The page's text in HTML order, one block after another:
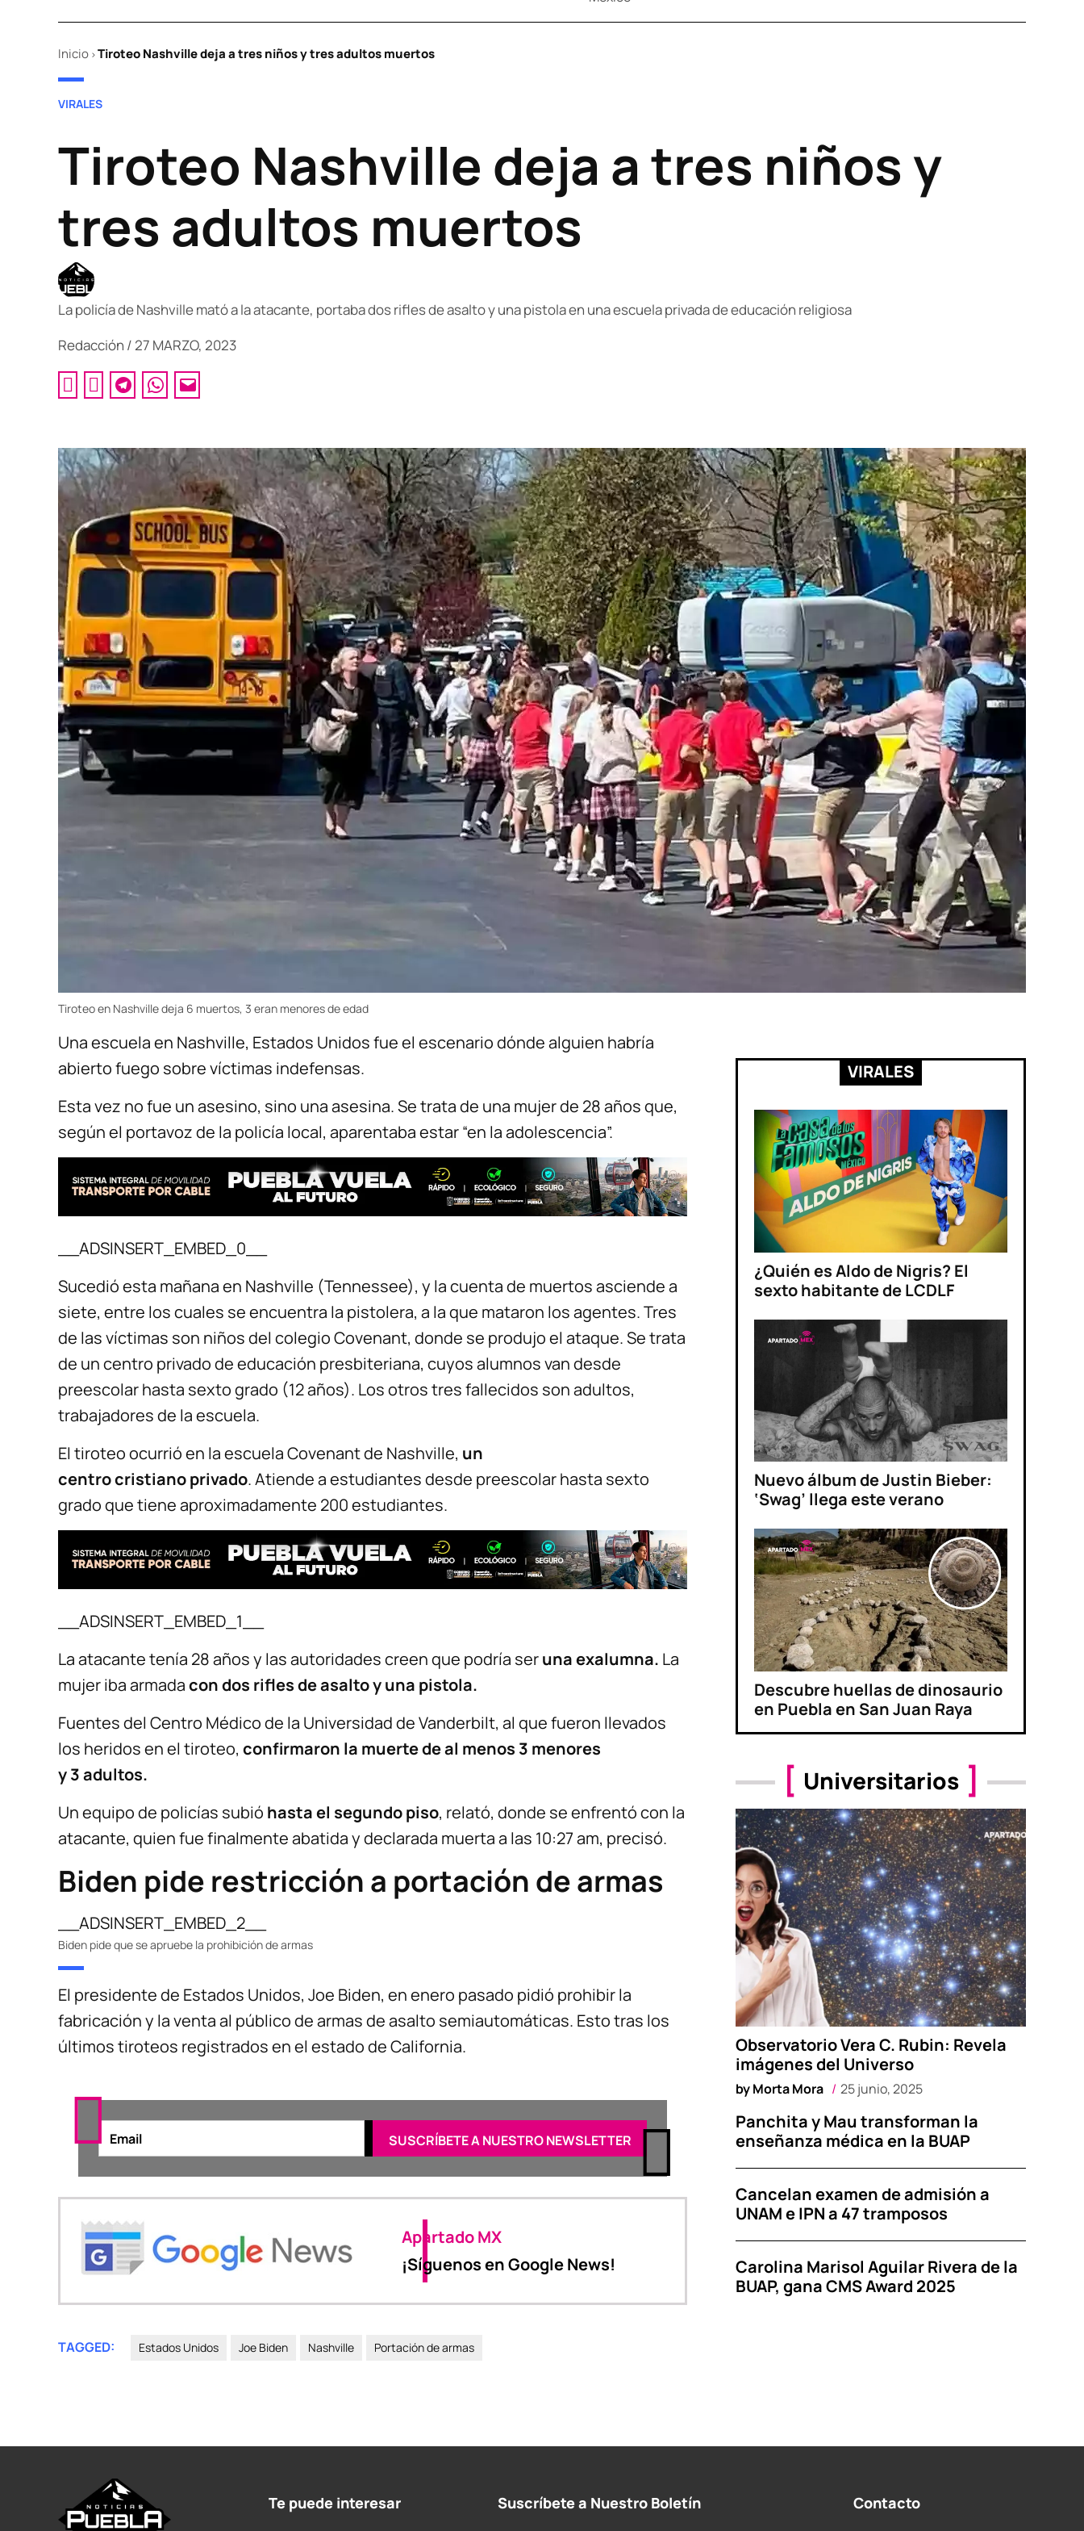
Inicio >Tiroteo Nashville deja a tres niños y tres adultos muertos
POSTED
VIRALES
Tiroteo Nashville deja a tres niños y
tres adultos muertos
La policía de Nashville mató a la atacante, portaba dos rifles de asalto y una pistola en una escuela privada de educación religiosa
Redacción /27 MARZO, 2023
Tiroteo en Nashville deja 6 muertos, 3 eran menores de edad
Una escuela en Nashville, Estados Unidos fue el escenario dónde alguien habría
abierto fuego sobre víctimas indefensas.
Esta vez no fue un asesino, sino una asesina. Se trata de una mujer de 28 años que,
según el portavoz de la policía local, aparentaba estar “en la adolescencia”.
__ADSINSERT_EMBED_0__
Sucedió esta mañana en Nashville (Tennessee), y la cuenta de muertos asciende a
siete, entre los cuales se encuentra la pistolera, a la que mataron los agentes. Tres
de las víctimas son niños del colegio Covenant, donde se produjo el ataque. Se trata
de un centro privado de educación presbiteriana, cuyos alumnos van desde
preescolar hasta sexto grado (12 años). Los otros tres fallecidos son adultos,
trabajadores de la escuela.
El tiroteo ocurrió en la escuela Covenant de Nashville, un
centro cristiano privado. Atiende a estudiantes desde preescolar hasta sexto
grado que tiene aproximadamente 200 estudiantes.
__ADSINSERT_EMBED_1__
La atacante tenía 28 años y las autoridades creen que podría seruna exalumna. La
mujer iba armadacon dos rifles de asalto y una pistola.
Fuentes del Centro Médico de la Universidad de Vanderbilt, al que fueron llevados
los heridos en el tiroteo, confirmaron la muerte de al menos 3 menores
y 3 adultos.
Un equipo de policías subió hasta el segundo piso, relató, donde se enfrentó con la
atacante, quien fue finalmente abatida y declarada muerta a las 10:27 am, precisó.
Biden pide restricción a portación de armas
__ADSINSERT_EMBED_2__
Biden pide que se apruebe la prohibición de armas
El presidente de Estados Unidos, Joe Biden, en enero pasado pidió prohibir la
fabricación y la venta al público de armas de asalto semiautomáticas. Esto tras los
últimos tiroteos registrados en el estado de California.
Apartado MX
¡Síguenos en Google News!
TAGGED: Estados Unidos Joe Biden Nashville Portación de armas
VIRALES
¿Quién es Aldo de Nigris? El
sexto habitante de LCDLF
Nuevo álbum de Justin Bieber:
‘Swag’ llega este verano
Descubre huellas de dinosaurio
en Puebla en San Juan Raya
Universitarios
Observatorio Vera C. Rubin: Revela
imágenes del Universo
byMorta Mora 25 junio, 2025
Panchita y Mau transforman la
enseñanza médica en la BUAP
Cancelan examen de admisión a
UNAM e IPN a 47 tramposos
Carolina Marisol Aguilar Rivera de la
BUAP, gana CMS Award 2025
Te puede interesar Suscríbete a Nuestro Boletín Contacto